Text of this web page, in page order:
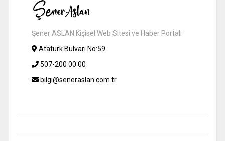
Şener ASLAN Kişisel Web Sitesi ve Haber Portalı
Atatürk Bulvarı No:59
507-200 00 00
bilgi@seneraslan.com.tr